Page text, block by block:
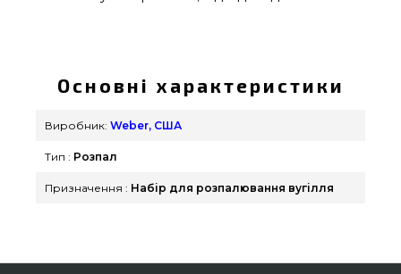
виробників Weber, США за вигідною ціною всего
2 939 грн. в каталозі інтернет магазину грилів
GrillPoint. Вигідні пропозиції на Вугілля & Розпал
прямо зараз нашим фахівцям на телефонний
номер 0(800) 337-275 и мы оперативно
Основні характеристики
Виробник: Weber, США
Тип : Розпал
Призначення : Набір для розпалювання вугілля